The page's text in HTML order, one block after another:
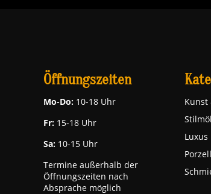
Öffnungszeiten
Mo-Do: 10-18 Uhr
Fr: 15-18 Uhr
Sa: 10-15 Uhr
Termine außerhalb der
Öffnungszeiten nach
Absprache möglich
Luxus